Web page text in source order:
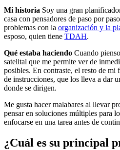
Mi historia Soy una gran
casa con pensadores de paso por
problemas con la organización y la
esposo, quien tiene TDAH.
Qué estaba haciendo Cuando
satelital que me permite ver de
posibles. En contraste, el resto de mi
de instrucciones, que los lleva a dar
donde se dirigen.
Me gusta hacer malabares al llevar
pensar en soluciones múltiples para
enfocarse en una tarea antes de
¿Cuál es su principal